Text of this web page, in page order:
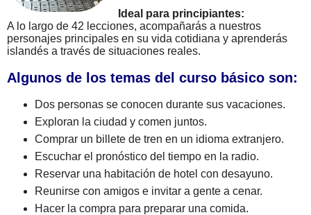
Ideal para principiantes:
A lo largo de 42 lecciones, acompañarás a nuestros
personajes principales en su vida cotidiana y aprenderás
islandés a través de situaciones reales.
Algunos de los temas del curso básico son:
Dos personas se conocen durante sus vacaciones.
Exploran la ciudad y comen juntos.
Comprar un billete de tren en un idioma extranjero.
Escuchar el pronóstico del tiempo en la radio.
Reservar una habitación de hotel con desayuno.
Reunirse con amigos e invitar a gente a cenar.
Hacer la compra para preparar una comida.